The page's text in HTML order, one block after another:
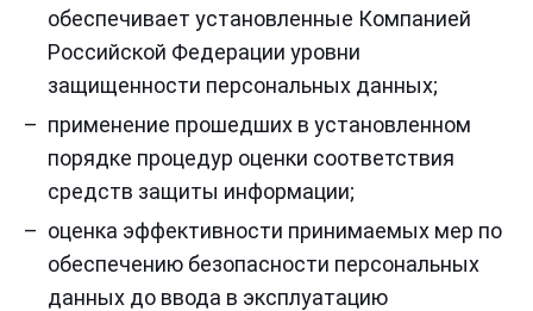
обеспечивает установленные Компанией
Российской Федерации уровни
защищенности персональных данных;
применение прошедших в установленном
порядке процедур оценки соответствия
средств защиты информации;
оценка эффективности принимаемых мер по
обеспечению безопасности персональных
данных до ввода в эксплуатацию